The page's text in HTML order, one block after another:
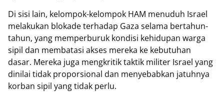
Di sisi lain, kelompok-kelompok HAM menuduh Israel
melakukan blokade terhadap Gaza selama bertahun-
tahun, yang memperburuk kondisi kehidupan warga
sipil dan membatasi akses mereka ke kebutuhan
dasar. Mereka juga mengkritik taktik militer Israel yang
dinilai tidak proporsional dan menyebabkan jatuhnya
korban sipil yang tidak perlu.